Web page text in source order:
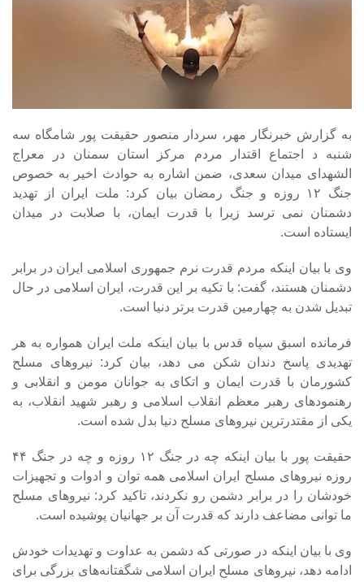
به گزارش خبرنگار مهر، سردار منصور حقیقت پور شامگاه سه
شنبه د اجتماع اقتدار مردم مرکز استان سمنان در معراج
الشهدای میدان سعدی، ضمن اشاره به حوادث اخیر به خصوص
جنگ ۱۲ روزه و جنگ رمضان بیان کرد: ملت ایران از تهدید
دشمنان نمی ترسد زیرا با قدرت ایمان، با صلابت در میدان
ایستاده است.
وی با بیان اینکه مردم قدرت نرم جمهوری اسلامی ایران در برابر
دشمنان هستند، گفت: با تکیه بر این قدرت، ایران اسلامی در حال
تبدیل شدن به چهارمین قدرت برتر دنیا است.
فرمانده اسبق سپاه قدس با بیان اینکه ملت ایران همواره به هر
تهدیدی پاسخ دندان شکن می دهد، بیان کرد: نیروهای مسلح
کشورمان با قدرت ایمان و اتکای به جوانان مومن و انقلابی و
رهنمودهای رهبر معظم انقلاب اسلامی و رهبر شهید انقلاب، به
یکی از مقتدرترین نیروهای مسلح دنیا بدل شده است.
حقیقت پور با بیان اینکه چه در جنگ ۱۲ روزه و چه در جنگ ۴۴
روزه نیروهای مسلح ایران اسلامی همه توان و ادوات و تجهیزات
خودشان را در برابر دشمن رو نکردند، تاکید کرد: نیروهای مسلح
ما توانی مضاعف دارند که قدرت آن بر جهانیان پوشیده است.
وی با بیان اینکه در صورتی که دشمن به عداوت و تهدیدات خودش
ادامه دهد، نیروهای مسلح ایران اسلامی شگفتانه‌های بزرگی برای